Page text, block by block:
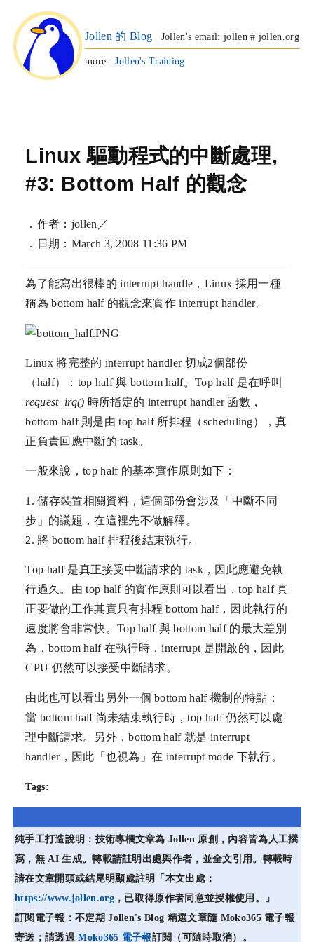
Jollen 的 Blog Jollen's email: jollen # jollen.org
more:Jollen's Training
Linux 驅動程式的中斷處理,
#3: Bottom Half 的觀念
．作者：jollen／
．日期：March 3, 2008 11:36 PM
為了能寫出很棒的 interrupt handle，Linux 採用一種
稱為 bottom half 的觀念來實作 interrupt handler。
Linux 將完整的 interrupt handler 切成2個部份
（half）：top half 與 bottom half。Top half 是在呼叫
request_irq() 時所指定的 interrupt handler 函數，
bottom half 則是由 top half 所排程（scheduling），真
正負責回應中斷的 task。
一般來說，top half 的基本實作原則如下：
1. 儲存裝置相關資料，這個部份會涉及「中斷不同
步」的議題，在這裡先不做解釋。
2. 將 bottom half 排程後結束執行。
Top half 是真正接受中斷請求的 task，因此應避免執
行過久。由 top half 的實作原則可以看出，top half 真
正要做的工作其實只有排程 bottom half，因此執行的
速度將會非常快。Top half 與 bottom half 的最大差別
為，bottom half 在執行時，interrupt 是開啟的，因此
CPU 仍然可以接受中斷請求。
由此也可以看出另外一個 bottom half 機制的特點：
當 bottom half 尚未結束執行時，top half 仍然可以處
理中斷請求。另外，bottom half 就是 interrupt
handler，因此「也視為」在 interrupt mode 下執行。
Tags:
純手工打造說明：技術專欄文章為 Jollen 原創，內容皆為人工撰
寫，無 AI 生成。轉載請註明出處與作者，並全文引用。轉載時
請在文章開頭或結尾明顯處註明「本文出處：
https://www.jollen.org ，已取得原作者同意並授權使用。」
訂閱電子報：不定期 Jollen's Blog 精選文章隨 Moko365 電子報
寄送；請透過Moko365 電子報訂閱（可隨時取消）。